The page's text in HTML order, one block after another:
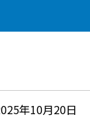
年10月20日